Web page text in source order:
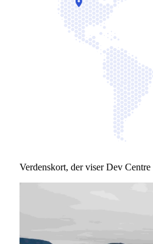
Verdenskort, der viser Dev